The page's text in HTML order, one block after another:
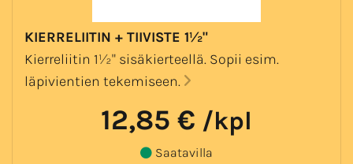
KIERRELIITIN + TIIVISTE 1½"
Kierreliitin 1½" sisäkierteellä. Sopii esim.
läpivientien tekemiseen.
12,85 € /kpl
Saatavilla